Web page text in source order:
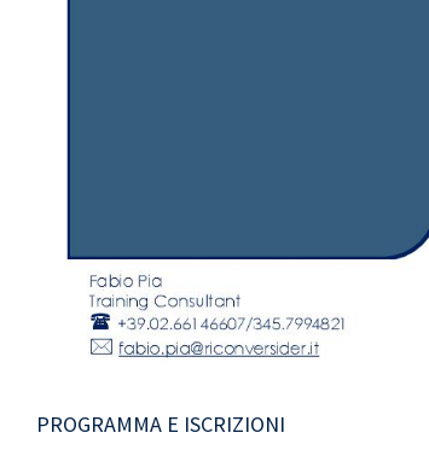
PROGRAMMA E ISCRIZIONI